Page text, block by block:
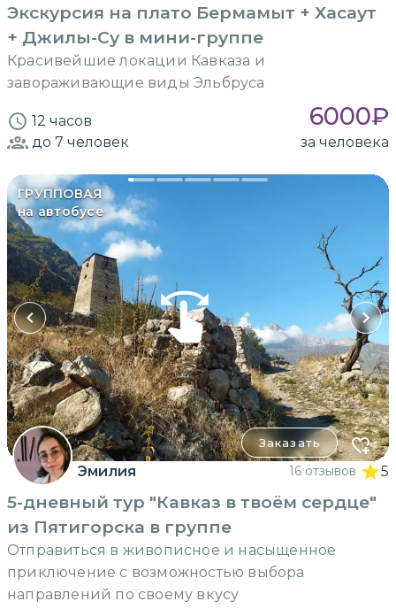
Экскурсия на плато Бермамыт + Хасаут
+ Джилы-Су в мини-группе
Красивейшие локации Кавказа и
завораживающие виды Эльбруса
12 часов 6000₽
до 7 человек за человека
ГРУППОВАЯ
на автобусе
Заказать
Эмилия 16 отзывов 5
5-дневный тур "Кавказ в твоём сердце"
из Пятигорска в группе
Отправиться в живописное и насыщенное
приключение с возможностью выбора
направлений по своему вкусу